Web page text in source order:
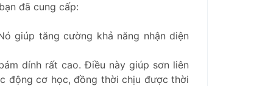
đã cung cấp:
giúp tăng cường khả năng nhận diện
dính rất cao. Điều này giúp sơn liên
động cơ học, đồng thời chịu được thời